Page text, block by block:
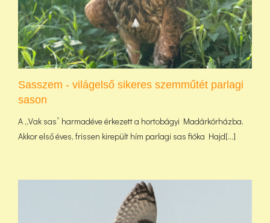
Sasszem - világelső sikeres szemműtét parlagi
sason
A „Vak sas” harmadéve érkezett a hortobágyi Madárkórházba.
Akkor első éves, frissen kirepült hím parlagi sas fióka Hajd[...]